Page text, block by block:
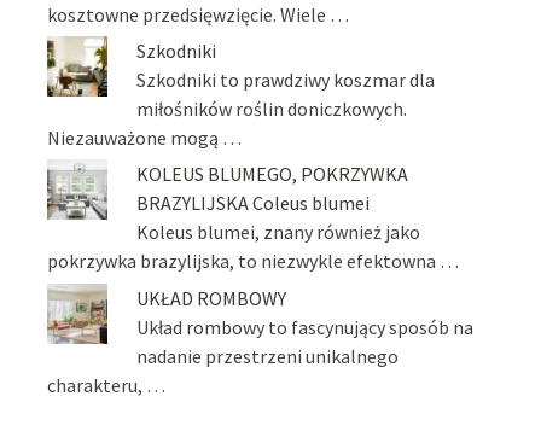
kosztowne przedsięwzięcie. Wiele …
Szkodniki
Szkodniki to prawdziwy koszmar dla
miłośników roślin doniczkowych.
Niezauważone mogą …
KOLEUS BLUMEGO, POKRZYWKA
BRAZYLIJSKA Coleus blumei
Koleus blumei, znany również jako
pokrzywka brazylijska, to niezwykle efektowna …
UKŁAD ROMBOWY
Układ rombowy to fascynujący sposób na
nadanie przestrzeni unikalnego
charakteru, …